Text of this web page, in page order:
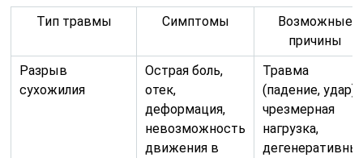
Тип травмы Симптомы
Возможные
причины
Разрыв
сухожилия
Острая боль,
отек,
деформация,
невозможность
движения в
Травма
(падение, удар),
чрезмерная
нагрузка,